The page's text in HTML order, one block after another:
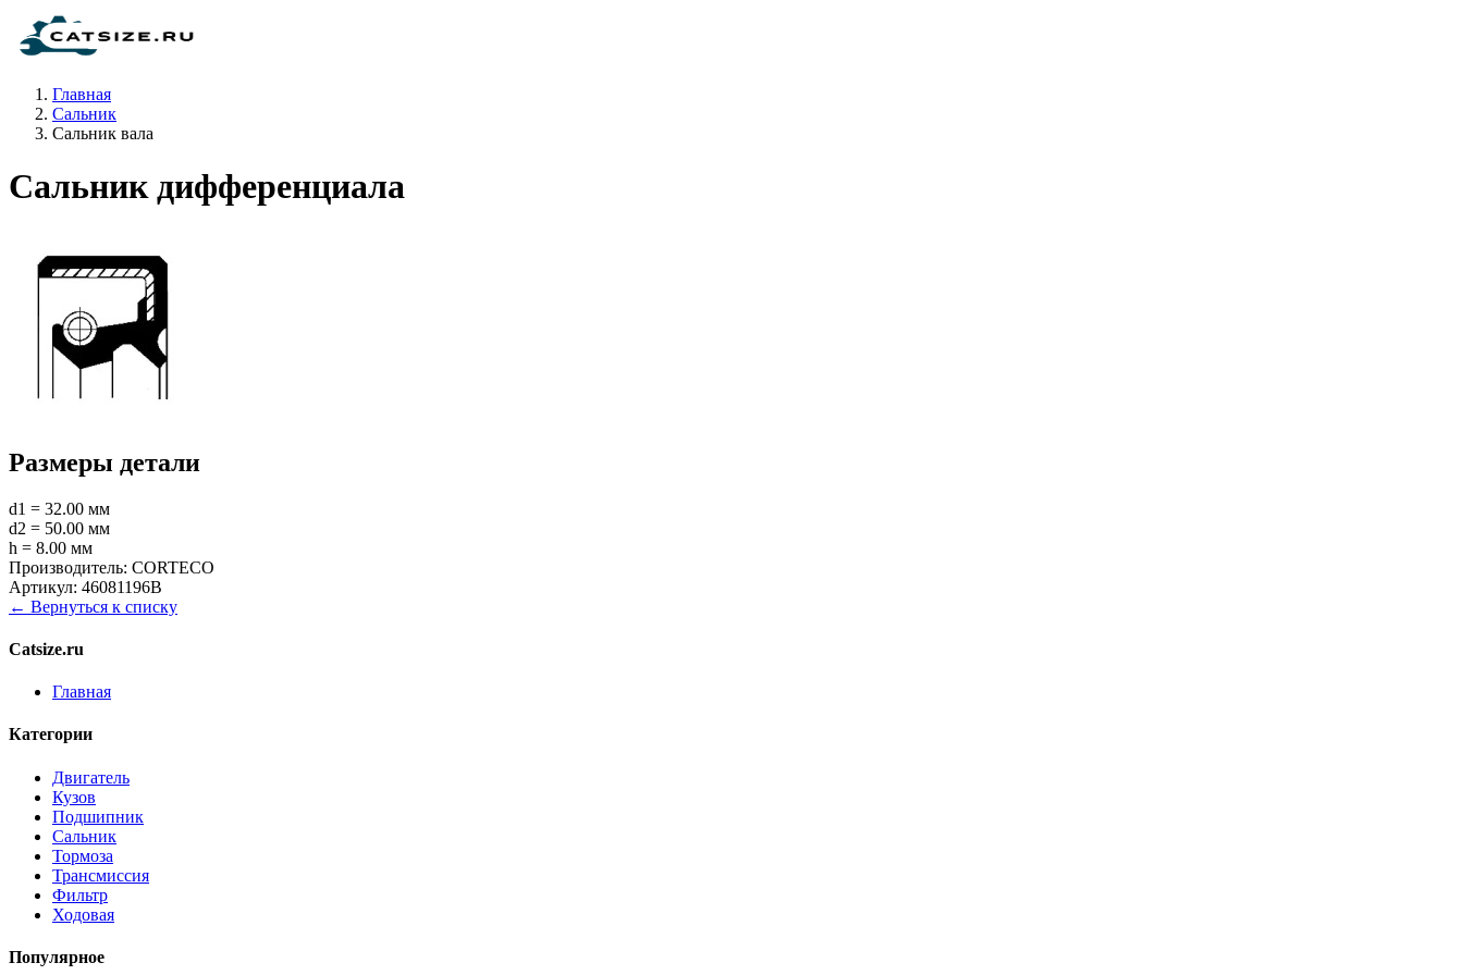
Главная
Сальник
Сальник вала
Сальник дифференциала
Размеры детали
d1 = 32.00 мм
d2 = 50.00 мм
h = 8.00 мм
Производитель: CORTECO
Артикул: 46081196B
← Вернуться к списку
Catsize.ru
Главная
Категории
Двигатель
Кузов
Подшипник
Сальник
Тормоза
Трансмиссия
Фильтр
Ходовая
Популярное